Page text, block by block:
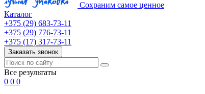
Сохраним самое ценное
Каталог
+375 (29) 683-73-11
+375 (29) 776-73-11
+375 (17) 317-73-11
Заказать звонок
Все результаты
0 0 0